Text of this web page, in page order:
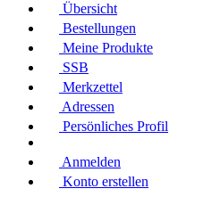
Übersicht
Bestellungen
Meine Produkte
SSB
Merkzettel
Adressen
Persönliches Profil
Anmelden
Konto erstellen